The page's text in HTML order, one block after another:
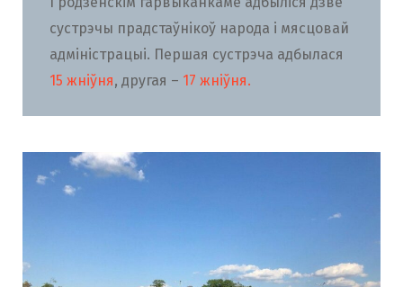
сустрэчы прадстаўнікоў народа і мясцовай
адміністрацыі. Першая сустрэча адбылася
15 жніўня, другая – 17 жніўня.